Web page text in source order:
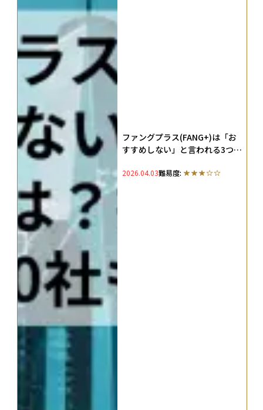
ファングプラス(FANG+)は「お
すすめしない」と言われる3つの
柄10社も徹底解説
2026.04.03難易度: